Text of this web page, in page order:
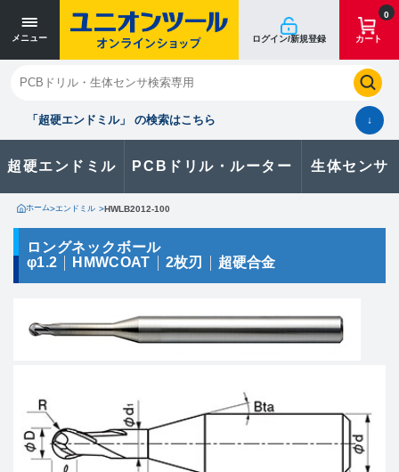
メニュー ログイン/新規登録
0
カート
「超硬エンドミル」 の検索はこちら ↓
超硬エンドミル PCBドリル・ルーター 生体センサ
閉じる
お気に入り クイックオーダー 購入履歴
製品に関するお問い合わせはこちら
カタログ一覧
ホーム>エンドミル >HWLB2012-100
ロングネックボール
φ1.2
HMWCOAT 2枚刃 超硬合金
寸法単位 [mm]
寸法単位 [mm]